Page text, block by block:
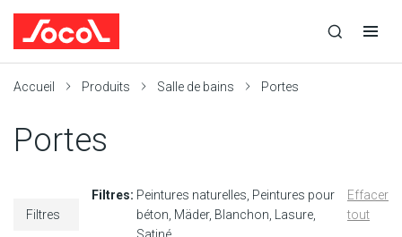
recherche
recherche
navigation
Accueil Produits Salle de bains Portes
Portes
Filtres
Filtres: Peintures naturelles Peintures pour
béton Mäder Blanchon
Lasure
Effacer
tout